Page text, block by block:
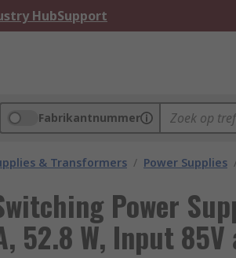
HubSupport
Fabrikantnummer
& Transformers / Power Supplies
Power
52.8 W, Input